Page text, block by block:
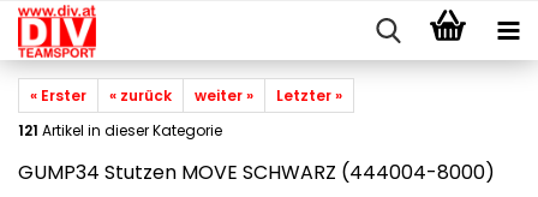
« Erster « zurück weiter »
Letzter »
121 Artikel in dieser Kategorie
GUMP34 Stutzen MOVE SCHWARZ (444004-8000)